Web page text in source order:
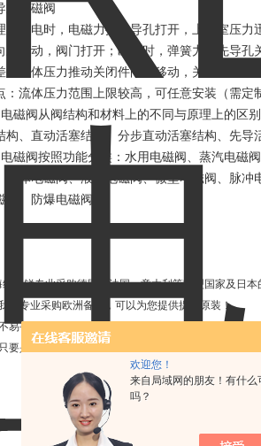
欢迎您！
来自局域网的朋友！有什么
吗？
式电磁阀
：通电时，电磁力把先导孔打开，上腔室压
上移动，阀门打开；断电时，弹簧力把先导
，流体压力推动关闭件向下移动，关闭阀门。
：流体压力范围上限较高，可任意安装（需定
磁阀从阀结构和材料上的不同与原理上的区
构、直动活塞结构、分步直动活塞结构、先导
磁阀按照功能分类：水用电磁阀、蒸汽电磁
气体电磁阀、液体电磁阀、微型电磁阀、脉
阀、防爆电磁阀等。
维特锐专业采购德国、法国、意大利等欧盟国家及日本
们专业采购欧洲备件，可以为您提供提供原装！
易寻找品牌、小金额，我们同样为您采购！
要是欧盟国家的产品，我们可以为您询价并采购
产品：